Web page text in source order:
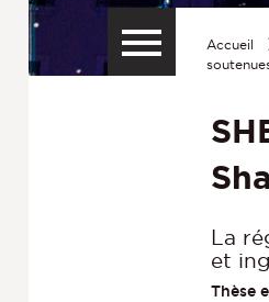
Accueil
La
et
Thèse